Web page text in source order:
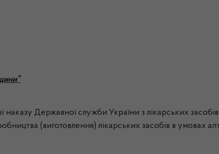
наказу Державної служби України з лікарських
(виготовлення) лікарських засобів в умовах